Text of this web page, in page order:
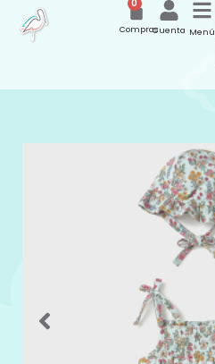
Menú
Cuenta
0
Compras